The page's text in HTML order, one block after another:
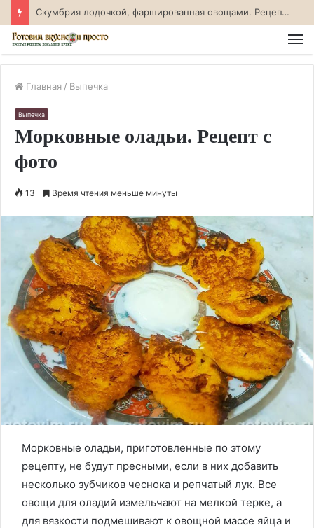
Скумбрия лодочкой, фаршированная овощами. Рецепт с фото
Главная / Выпечка
Выпечка
Морковные оладьи. Рецепт с
фото
13 Время чтения меньше минуты
Морковные оладьи, приготовленные по этому
рецепту, не будут пресными, если в них добавить
несколько зубчиков чеснока и репчатый лук. Все
овощи для оладий измельчают на мелкой терке, а
для вязкости подмешивают к овощной массе яйца и